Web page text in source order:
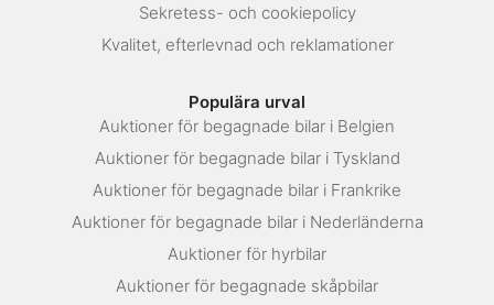
Sekretess- och cookiepolicy
Kvalitet, efterlevnad och reklamationer
Populära urval
Auktioner för begagnade bilar i Belgien
Auktioner för begagnade bilar i Tyskland
Auktioner för begagnade bilar i Frankrike
Auktioner för begagnade bilar i Nederländerna
Auktioner för hyrbilar
Auktioner för begagnade skåpbilar